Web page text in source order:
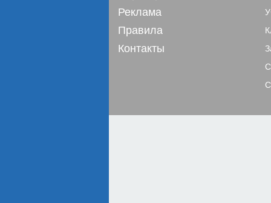
Реклама
Правила
Контакты